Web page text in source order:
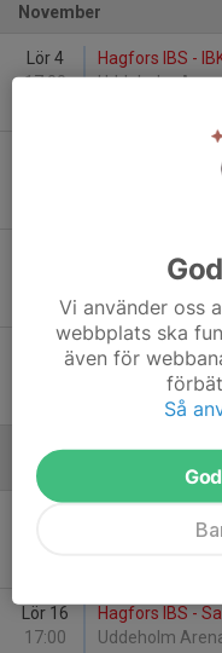
November
Lör 4
17:00
Hagfors IBS -
Uddeholm
Arvika IBF -
Arvika Sporthall
Hagfors IBS -
Uddeholm
8 - 4
Lör 25
Hagfors IBS -
Uddeholm
December
Lör 16
17:00
Hagfors IBS -
Uddeholm
Vi använder oss
webbplats ska
även för
Så